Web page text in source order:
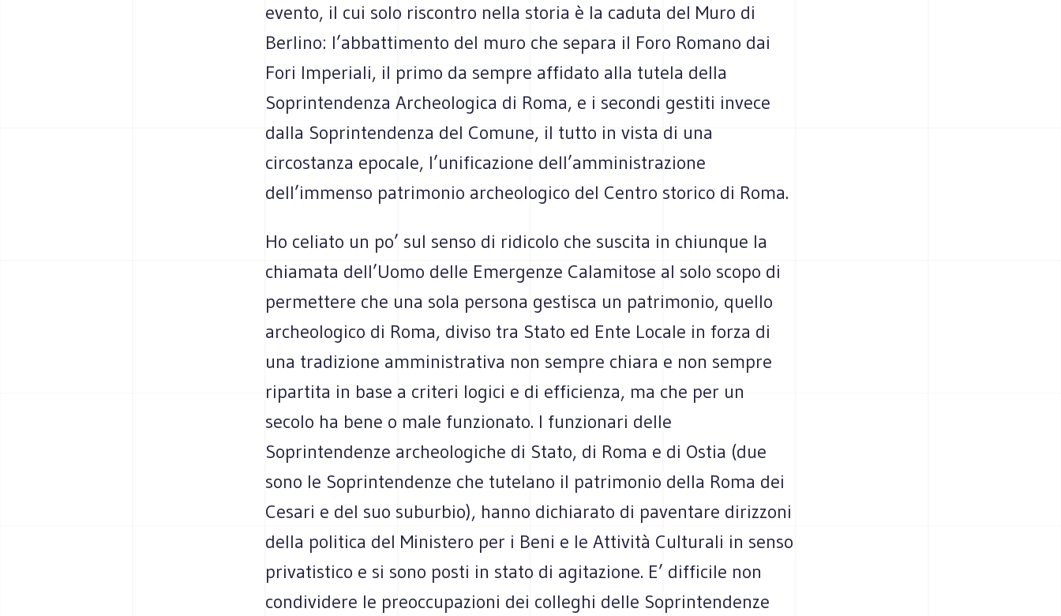
evento, il cui solo riscontro nella storia è la caduta del Muro di
Berlino: l’abbattimento del muro che separa il Foro Romano dai
Fori Imperiali, il primo da sempre affidato alla tutela della
Soprintendenza Archeologica di Roma, e i secondi gestiti invece
dalla Soprintendenza del Comune, il tutto in vista di una
circostanza epocale, l’unificazione dell’amministrazione
dell’immenso patrimonio archeologico del Centro storico di Roma.
Ho celiato un po’ sul senso di ridicolo che suscita in chiunque la
chiamata dell’Uomo delle Emergenze Calamitose al solo scopo di
permettere che una sola persona gestisca un patrimonio, quello
archeologico di Roma, diviso tra Stato ed Ente Locale in forza di
una tradizione amministrativa non sempre chiara e non sempre
ripartita in base a criteri logici e di efficienza, ma che per un
secolo ha bene o male funzionato. I funzionari delle
Soprintendenze archeologiche di Stato, di Roma e di Ostia (due
sono le Soprintendenze che tutelano il patrimonio della Roma dei
Cesari e del suo suburbio), hanno dichiarato di paventare dirizzoni
della politica del Ministero per i Beni e le Attività Culturali in senso
privatistico e si sono posti in stato di agitazione. E’ difficile non
condividere le preoccupazioni dei colleghi delle Soprintendenze